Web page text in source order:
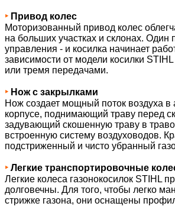
‣ Привод колес
Моторизованный привод колес
на больших участках и склонах. Один
управления - и косилка начинает
зависимости от модели косилки
или тремя передачами.
‣ Нож с закрылками
Нож создает мощный поток воздуха в
корпусе, поднимающий траву перед
задувающий скошенную траву в
встроенную систему воздуховодов.
подстриженный и чисто убранный
‣ Легкие транспортировочные
Легкие колеса газонокосилок STIHL
долговечны. Для того, чтобы легко
стрижке газона, они оснащены